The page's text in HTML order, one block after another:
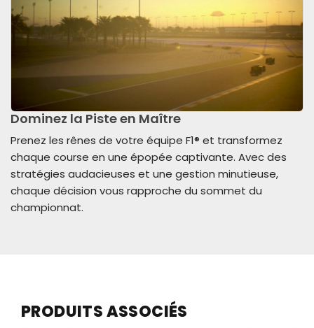
Dominez la Piste en Maître
Prenez les rênes de votre équipe F1® et transformez
chaque course en une épopée captivante. Avec des
stratégies audacieuses et une gestion minutieuse,
chaque décision vous rapproche du sommet du
championnat.
PRODUITS ASSOCIÉS